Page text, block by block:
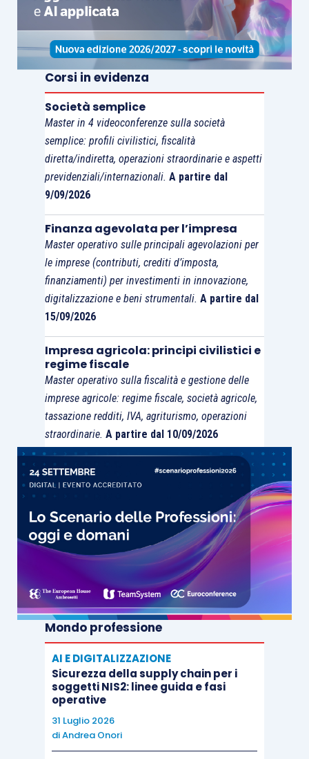
Corsi in evidenza
Società semplice
Master in 4 videoconferenze sulla società
semplice: profili civilistici, fiscalità
diretta/indiretta, operazioni straordinarie e aspetti
previdenziali/internazionali. A partire dal
9/09/2026
Finanza agevolata per l’impresa
Master operativo sulle principali agevolazioni per
le imprese (contributi, crediti d’imposta,
finanziamenti) per investimenti in innovazione,
digitalizzazione e beni strumentali. A partire dal
15/09/2026
Impresa agricola: principi civilistici e
regime fiscale
Master operativo sulla fiscalità e gestione delle
imprese agricole: regime fiscale, società agricole,
tassazione redditi, IVA, agriturismo, operazioni
straordinarie. A partire dal 10/09/2026
Mondo professione
AI E DIGITALIZZAZIONE
Sicurezza della supply chain per i
soggetti NIS2: linee guida e fasi
operative
31 Luglio 2026
diAndrea Onori